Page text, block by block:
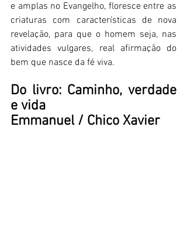
e amplas no Evangelho, floresce entre as
criaturas com características de nova
revelação, para que o homem seja, nas
atividades vulgares, real afirmação do
bem que nasce da fé viva.
Do livro: Caminho, verdade
e vida
Emmanuel / Chico Xavier